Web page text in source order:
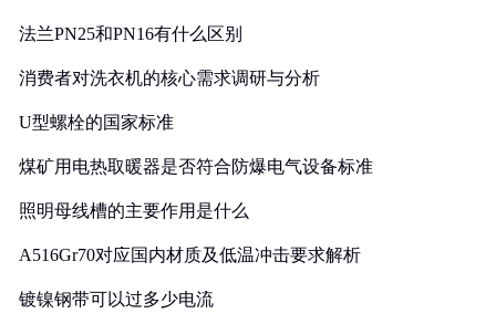
法兰PN25和PN16有什么区别
消费者对洗衣机的核心需求调研与分析
U型螺栓的国家标准
煤矿用电热取暖器是否符合防爆电气设备标准
照明母线槽的主要作用是什么
A516Gr70对应国内材质及低温冲击要求解析
镀镍钢带可以过多少电流